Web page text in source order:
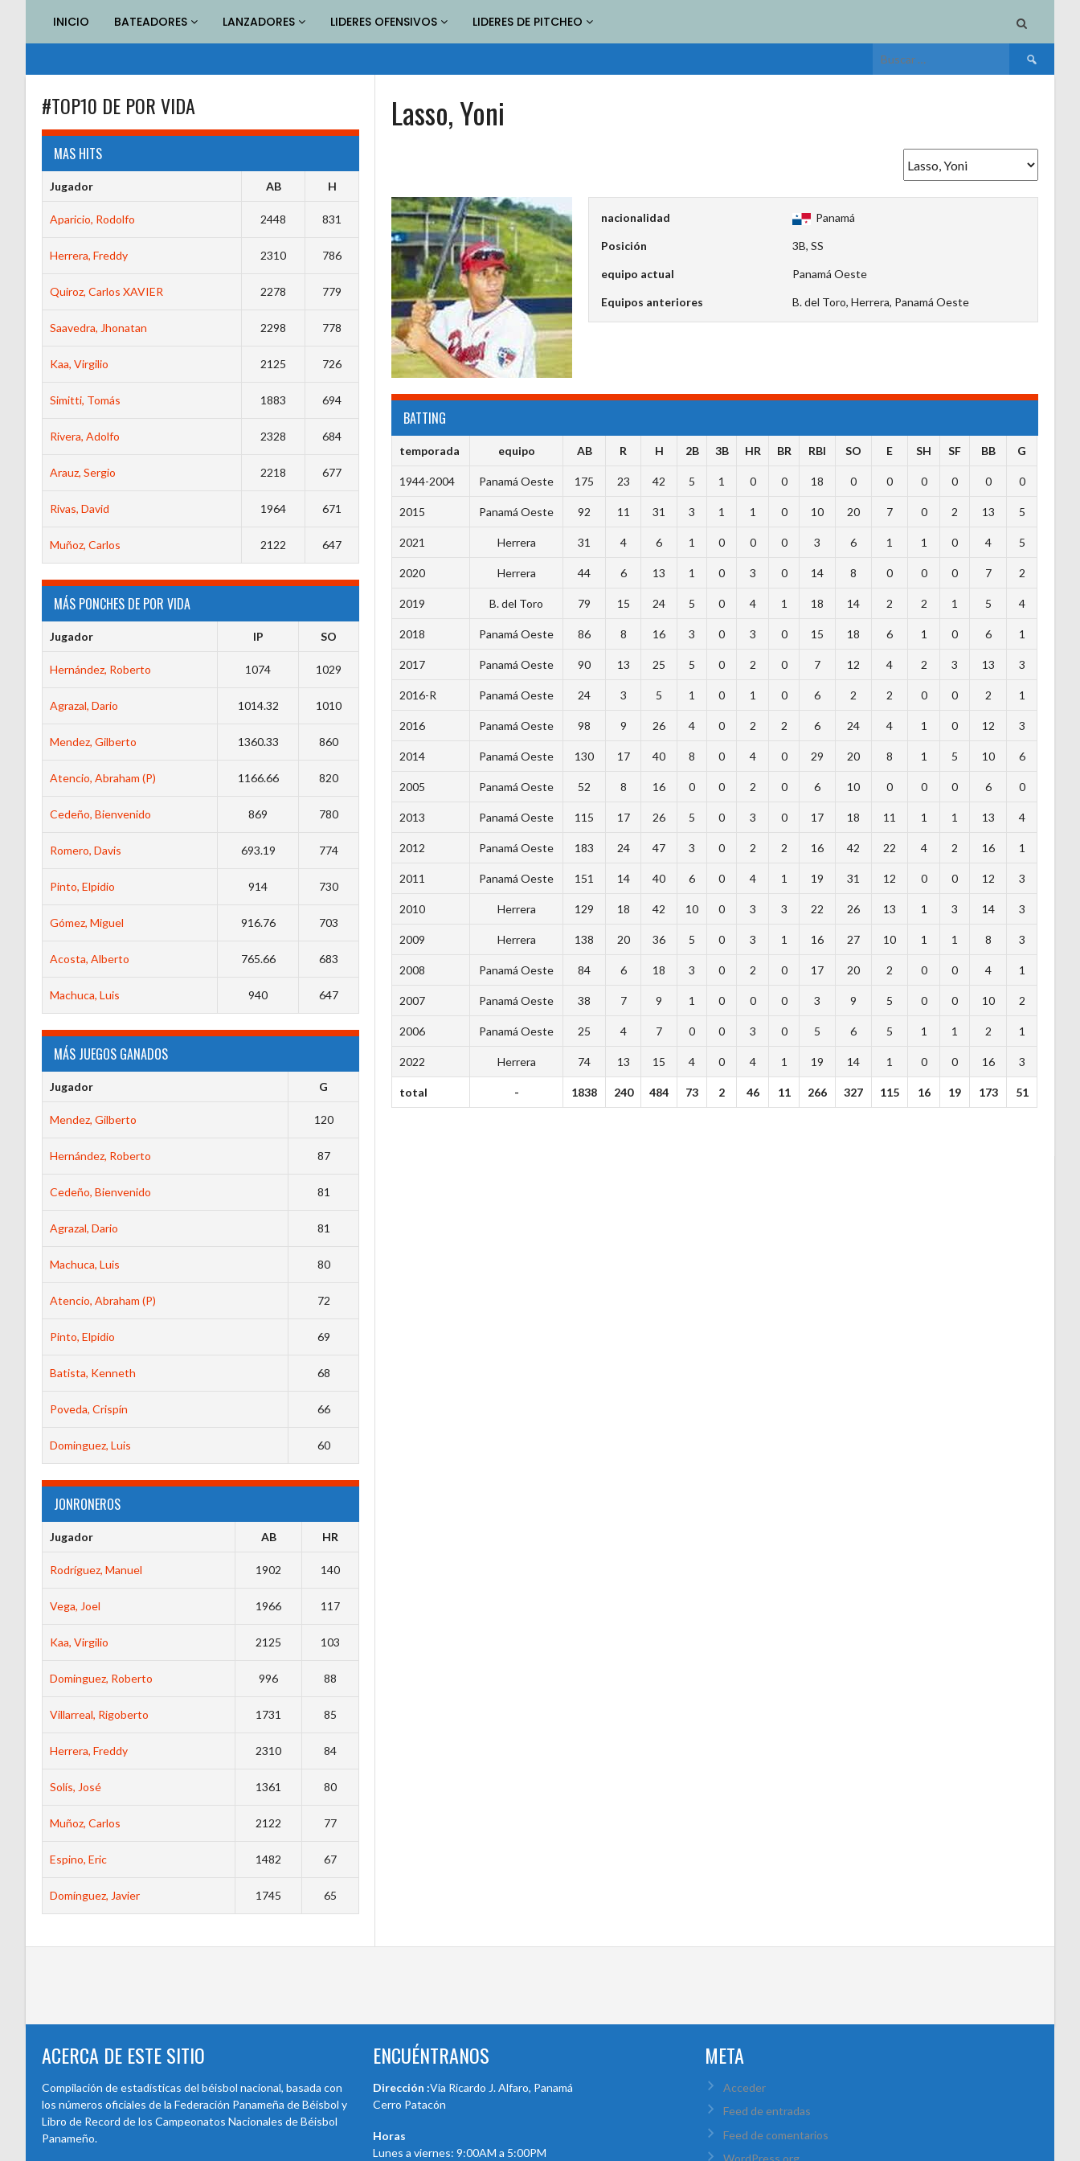
contenido
INICIO BATEADORES LANZADORES LIDERES OFENSIVOS LIDERES DE PITCHEO
Buscar:
Lasso, Yoni
nacionalidad Panamá
Posición 3B, SS
equipo actual Panamá Oeste
Equipos anteriores B. del Toro, Herrera, Panamá Oeste
BATTING
temporada equipo AB R H 2B 3B HR BR RBI SO E SH SF BB G
1944-2004 Panamá Oeste 175 23 42 5 1 0 0 18 0 0 0 0 0 0
2015 Panamá Oeste 92 11 31 3 1 1 0 10 20 7 0 2 13 5
2021 Herrera 31 4 6 1 0 0 0 3 6 1 1 0 4 5
2020 Herrera 44 6 13 1 0 3 0 14 8 0 0 0 7 2
2019 B. del Toro 79 15 24 5 0 4 1 18 14 2 2 1 5 4
2018 Panamá Oeste 86 8 16 3 0 3 0 15 18 6 1 0 6 1
2017 Panamá Oeste 90 13 25 5 0 2 0 7 12 4 2 3 13 3
2016-R Panamá Oeste 24 3 5 1 0 1 0 6 2 2 0 0 2 1
2016 Panamá Oeste 98 9 26 4 0 2 2 6 24 4 1 0 12 3
2014 Panamá Oeste 130 17 40 8 0 4 0 29 20 8 1 5 10 6
2005 Panamá Oeste 52 8 16 0 0 2 0 6 10 0 0 0 6 0
2013 Panamá Oeste 115 17 26 5 0 3 0 17 18 11 1 1 13 4
2012 Panamá Oeste 183 24 47 3 0 2 2 16 42 22 4 2 16 1
2011 Panamá Oeste 151 14 40 6 0 4 1 19 31 12 0 0 12 3
2010 Herrera 129 18 42 10 0 3 3 22 26 13 1 3 14 3
2009 Herrera 138 20 36 5 0 3 1 16 27 10 1 1 8 3
2008 Panamá Oeste 84 6 18 3 0 2 0 17 20 2 0 0 4 1
2007 Panamá Oeste 38 7 9 1 0 0 0 3 9 5 0 0 10 2
2006 Panamá Oeste 25 4 7 0 0 3 0 5 6 5 1 1 2 1
2022 Herrera 74 13 15 4 0 4 1 19 14 1 0 0 16 3
total - 1838 240 484 73 2 46 11 266 327 115 16 19 173 51
#TOP10 DE POR VIDA
MAS HITS
Jugador AB H
Aparicio, Rodolfo 2448 831
Herrera, Freddy 2310 786
Quiroz, Carlos XAVIER 2278 779
Saavedra, Jhonatan 2298 778
Kaa, Virgilio 2125 726
Simitti, Tomás 1883 694
Rivera, Adolfo 2328 684
Arauz, Sergio 2218 677
Rivas, David 1964 671
Muñoz, Carlos 2122 647
MÁS PONCHES DE POR VIDA
Jugador IP SO
Hernández, Roberto 1074 1029
Agrazal, Dario 1014.32 1010
Mendez, Gilberto 1360.33 860
Atencio, Abraham (P) 1166.66 820
Cedeño, Bienvenido 869 780
Romero, Davis 693.19 774
Pinto, Elpidio 914 730
Gómez, Miguel 916.76 703
Acosta, Alberto 765.66 683
Machuca, Luis 940 647
MÁS JUEGOS GANADOS
Jugador G
Mendez, Gilberto 120
Hernández, Roberto 87
Cedeño, Bienvenido 81
Agrazal, Dario 81
Machuca, Luis 80
Atencio, Abraham (P) 72
Pinto, Elpidio 69
Batista, Kenneth 68
Poveda, Crispín 66
Dominguez, Luis 60
JONRONEROS
Jugador AB HR
Rodríguez, Manuel 1902 140
Vega, Joel 1966 117
Kaa, Virgilio 2125 103
Dominguez, Roberto 996 88
Villarreal, Rigoberto 1731 85
Herrera, Freddy 2310 84
Solís, José 1361 80
Muñoz, Carlos 2122 77
Espino, Eric 1482 67
Domínguez, Javier 1745 65
ACERCA DE ESTE SITIO
Compilación de estadísticas del béisbol nacional, basada con
los números oficiales de la Federación Panameña de Béisbol y
Libro de Record de los Campeonatos Nacionales de Béisbol
Panameño.
ENCUÉNTRANOS
Dirección :Via Ricardo J. Alfaro, Panamá
Cerro Patacón
Horas
Lunes a viernes: 9:00AM a 5:00PM
META
Acceder
Feed de entradas
Feed de comentarios